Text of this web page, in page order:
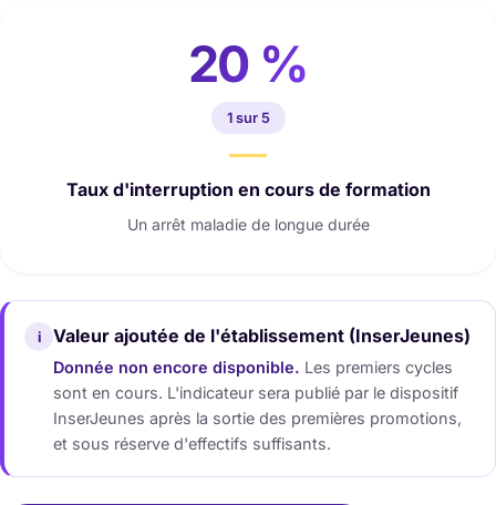
20 %
1 sur 5
Taux d'interruption en cours de formation
Un arrêt maladie de longue durée
i Valeur ajoutée de l'établissement (InserJeunes)
Donnée non encore disponible. Les premiers cycles
sont en cours. L'indicateur sera publié par le dispositif
InserJeunes après la sortie des premières promotions,
et sous réserve d'effectifs suffisants.